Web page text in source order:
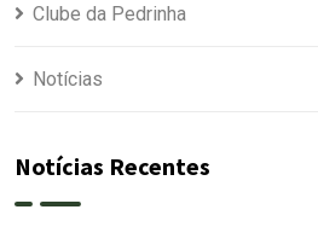
Clube da Pedrinha
Notícias
Notícias Recentes